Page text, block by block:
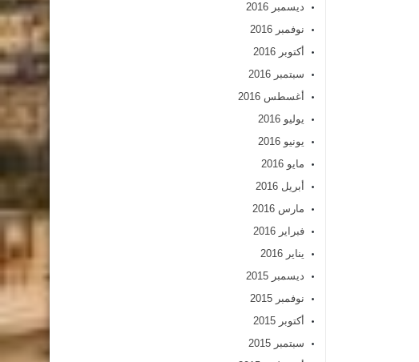
ديسمبر 2016
نوفمبر 2016
أكتوبر 2016
سبتمبر 2016
أغسطس 2016
يوليو 2016
يونيو 2016
مايو 2016
أبريل 2016
مارس 2016
فبراير 2016
يناير 2016
ديسمبر 2015
نوفمبر 2015
أكتوبر 2015
سبتمبر 2015